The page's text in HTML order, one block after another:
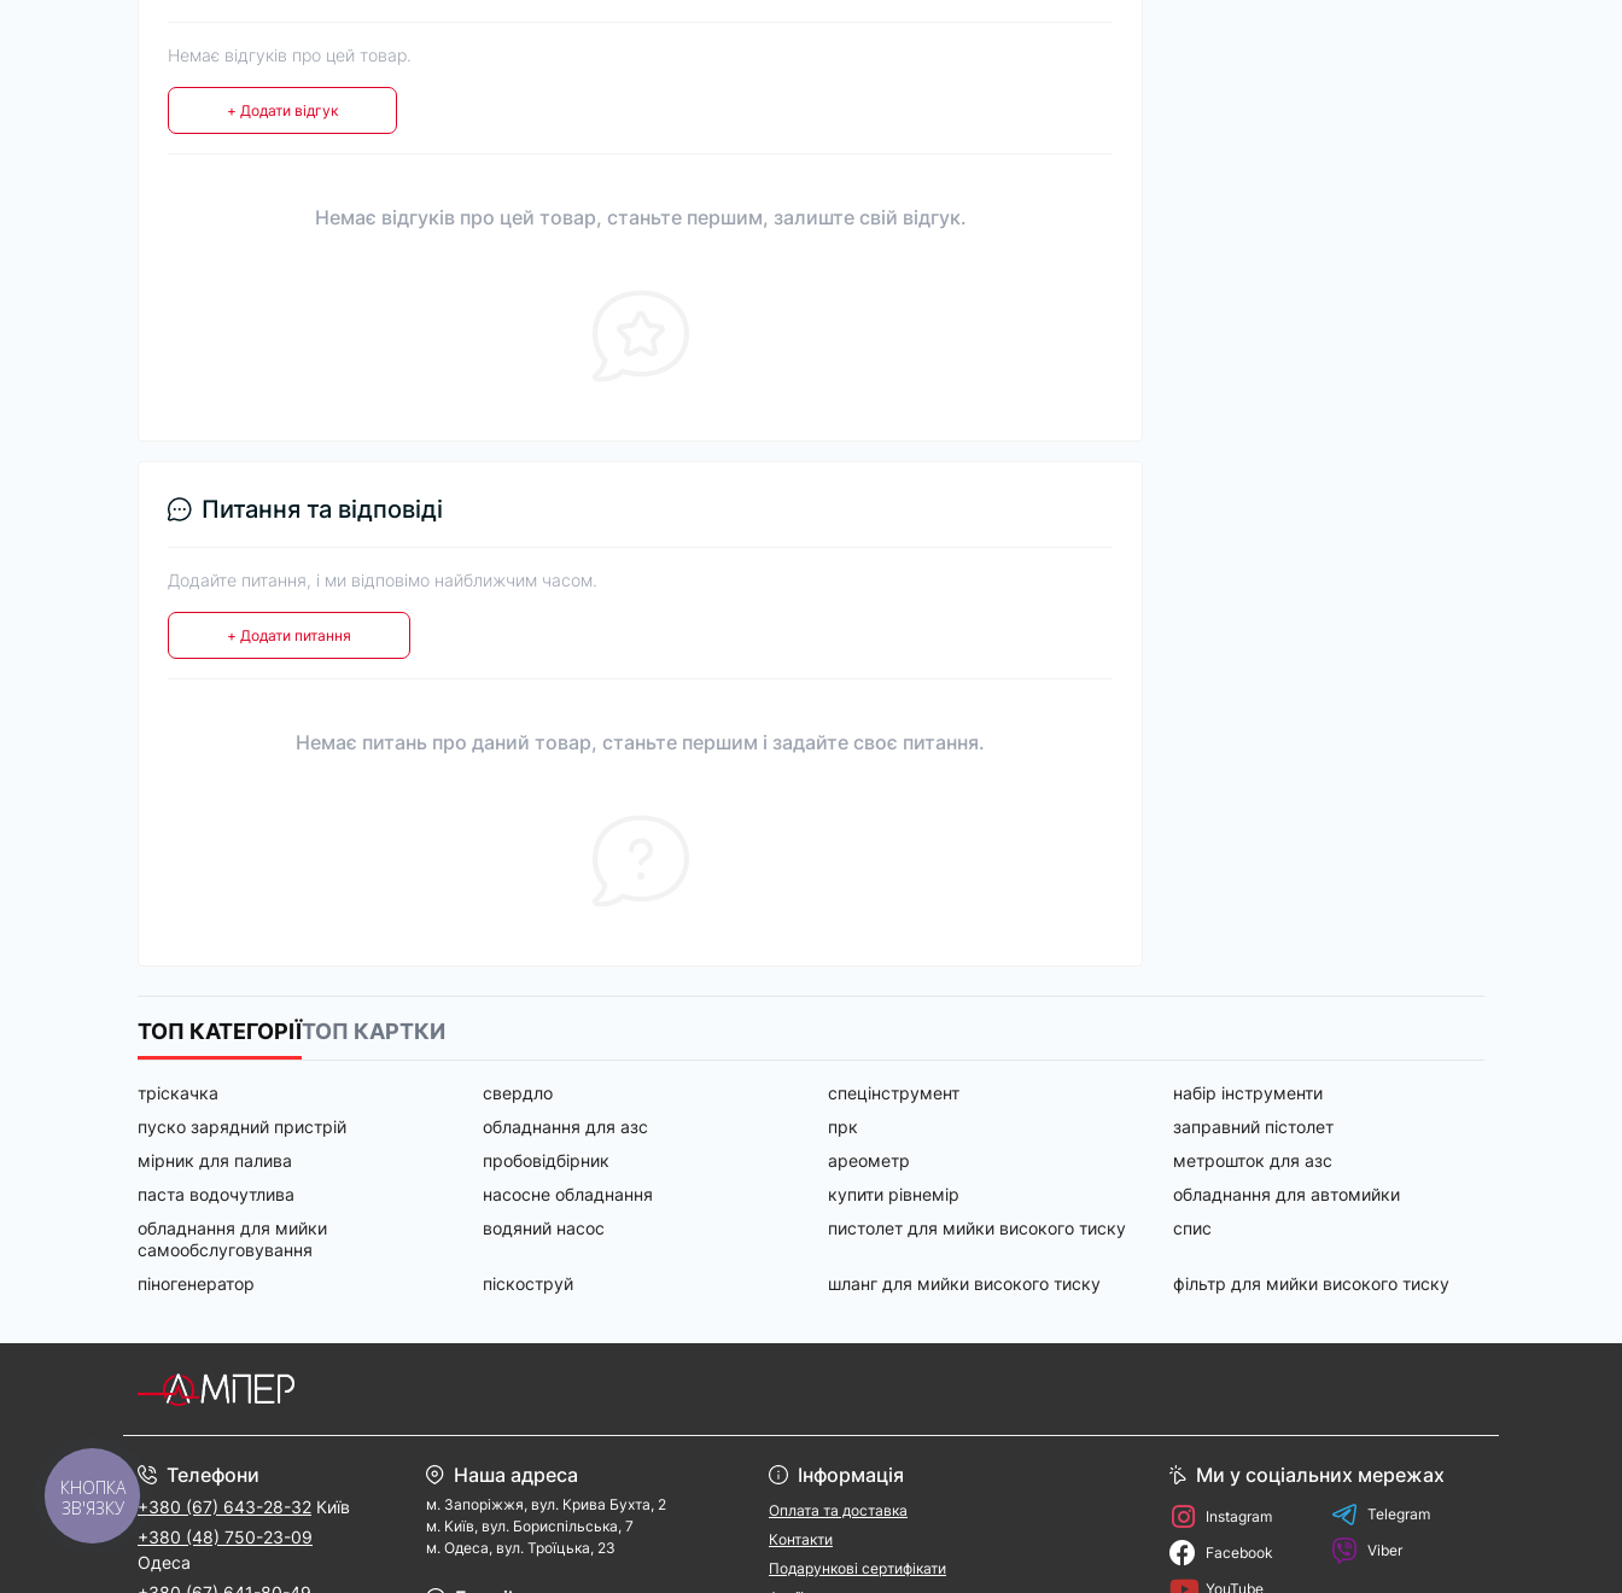
Немає відгуків про цей товар.
+ Додати відгук
Немає відгуків про цей товар, станьте першим, залиште свій відгук.
Питання та відповіді
Додайте питання, і ми відповімо найближчим часом.
+ Додати питання
Немає питань про даний товар, станьте першим і задайте своє питання.
ТОП КАТЕГОРІЇТОП КАРТКИ
тріскачка свердло спецінструмент
набір інструменти
пуско зарядний пристрій
обладнання для азс прк
заправний пістолет
мірник для палива
пробовідбірник ареометр
метрошток для азс
паста водочутлива
насосне обладнання купити рівнемір
обладнання для автомийки
обладнання для мийки
самообслуговування
водяний насос пистолет для мийки високого тиску спис
піногенератор піскоструй шланг для мийки високого тиску фільтр для мийки високого тиску
Телефони
+380 (67) 643-28-32 Київ
+380 (48) 750-23-09
Одеса
Наша адреса
м. Запорiжжя, вул. Крива Бухта, 2
м. Kиїв, вул. Бориспільська, 7
м. Одеса, вул. Троїцька, 23
Інформація
Оплата та доставка
Контакти
Подарункові сертифікати
Ми у соціальних мережах
Instagram
Facebook
YouTube
Telegram
Viber
КНОПКА
ЗВ'ЯЗКУ